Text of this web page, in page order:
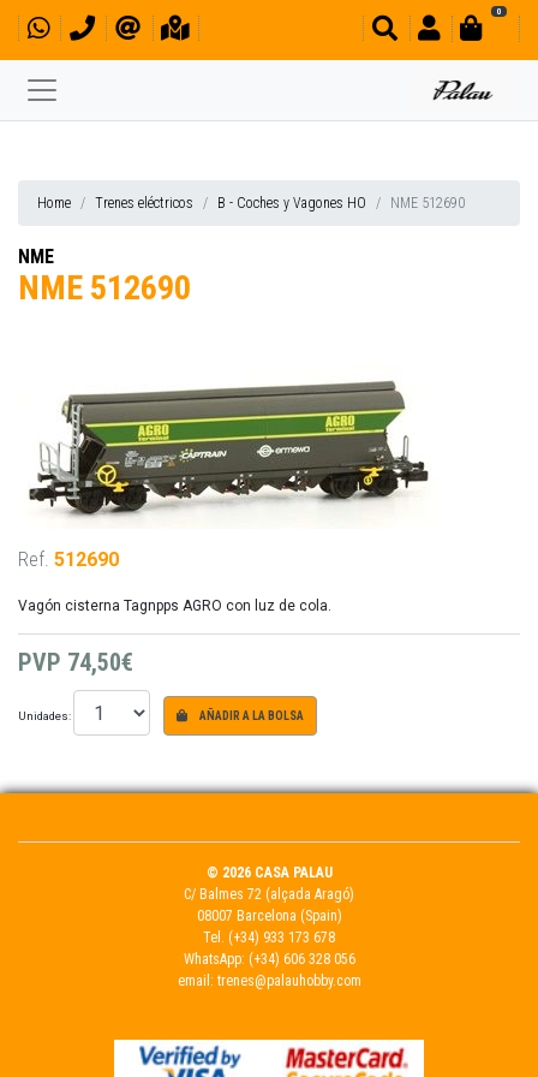
0
Home Trenes eléctricos B - Coches y Vagones HO NME 512690
NME
NME 512690
Ref. 512690
Vagón cisterna Tagnpps AGRO con luz de cola.
PVP 74,50€
Unidades: AÑADIR A LA BOLSA
© 2026 CASA PALAU
C/ Balmes 72 (alçada Aragó)
08007 Barcelona (Spain)
Tel. (+34) 933 173 678
WhatsApp: (+34) 606 328 056
email: trenes@palauhobby.com